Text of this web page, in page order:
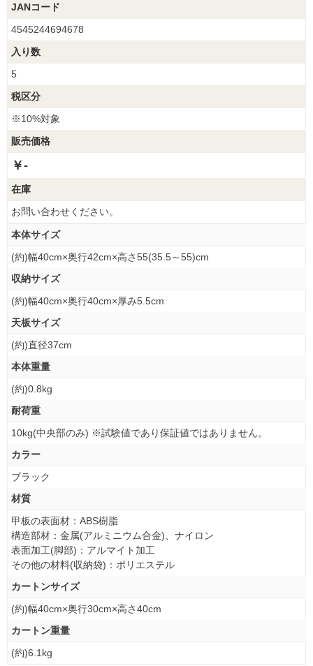
JANコード
4545244694678
入り数
5
税区分
※10%対象
販売価格
￥-
在庫
お問い合わせください。
本体サイズ
(約)幅40cm×奥行42cm×高さ55(35.5～55)cm
収納サイズ
(約)幅40cm×奥行40cm×厚み5.5cm
天板サイズ
(約)直径37cm
本体重量
(約)0.8kg
耐荷重
10kg(中央部のみ) ※試験値であり保証値ではありません。
カラー
ブラック
材質
甲板の表面材：ABS樹脂
構造部材：金属(アルミニウム合金)、ナイロン
表面加工(脚部)：アルマイト加工
その他の材料(収納袋)：ポリエステル
カートンサイズ
(約)幅40cm×奥行30cm×高さ40cm
カートン重量
(約)6.1kg